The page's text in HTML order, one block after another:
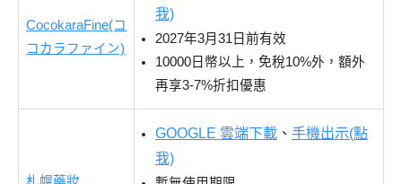
CocokaraFine(コ
コカラファイン)
我)
2027年3月31日前有效
10000日幣以上，免稅10%外，額外
再享3-7%折扣優惠
札幌藥妝
GOOGLE 雲端下載 、 手機出示(點
我)